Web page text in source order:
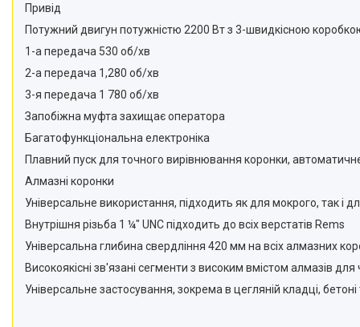
Привід
Потужний двигун потужністю 2200 Вт з 3-швидкісною
1-а передача 530 об/хв
2-а передача 1,280 об/хв
3-я передача 1 780 об/хв
Запобіжна муфта захищає оператора
Багатофункціональна електроніка
Плавний пуск для точного вирівнювання коронки,
Алмазні коронки
Універсальне використання, підходить як для мокрого, так і
Внутрішня різьба 1 ¼″ UNC підходить до всіх верстатів Rems
Універсальна глибина свердління 420 мм на всіх алмазних
Високоякісні зв'язані сегменти з високим вмістом алмазів
Універсальне застосування, зокрема в цегляній кладці, бетоні